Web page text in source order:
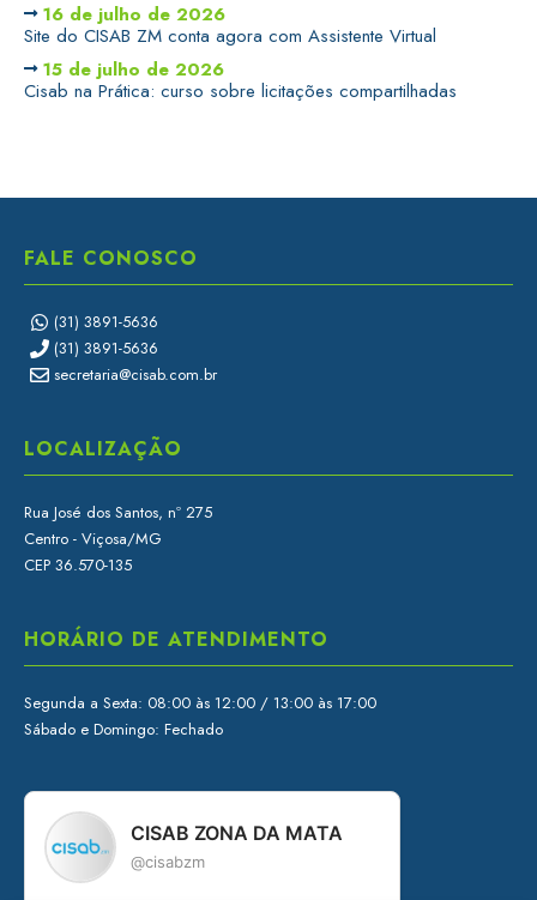
16 de julho de 2026
Site do CISAB ZM conta agora com Assistente Virtual
15 de julho de 2026
Cisab na Prática: curso sobre licitações compartilhadas
FALE CONOSCO
(31) 3891-5636
(31) 3891-5636
secretaria@cisab.com.br
LOCALIZAÇÃO
Rua José dos Santos, nº 275
Centro - Viçosa/MG
CEP 36.570-135
HORÁRIO DE ATENDIMENTO
Segunda a Sexta: 08:00 às 12:00 / 13:00 às 17:00
Sábado e Domingo: Fechado
CISAB ZONA DA MATA
@cisabzm